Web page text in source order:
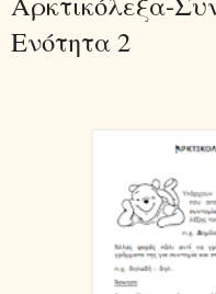
Ενότητα 2